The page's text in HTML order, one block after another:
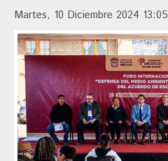
Martes, 10 Diciembre 2024 13:05